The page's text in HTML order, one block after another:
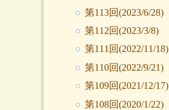
第113回(2023/6/28)
第112回(2023/3/8)
第111回(2022/11/18)
第110回(2022/9/21)
第109回(2021/12/17)
第108回(2020/1/22)